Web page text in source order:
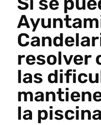
resolver
las
la